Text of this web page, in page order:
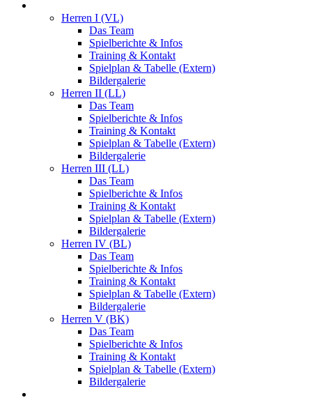
Herren I (VL)
Das Team
Spielberichte & Infos
Training & Kontakt
Spielplan & Tabelle (Extern)
Bildergalerie
Herren II (LL)
Das Team
Spielberichte & Infos
Training & Kontakt
Spielplan & Tabelle (Extern)
Bildergalerie
Herren III (LL)
Das Team
Spielberichte & Infos
Training & Kontakt
Spielplan & Tabelle (Extern)
Bildergalerie
Herren IV (BL)
Das Team
Spielberichte & Infos
Training & Kontakt
Spielplan & Tabelle (Extern)
Bildergalerie
Herren V (BK)
Das Team
Spielberichte & Infos
Training & Kontakt
Spielplan & Tabelle (Extern)
Bildergalerie